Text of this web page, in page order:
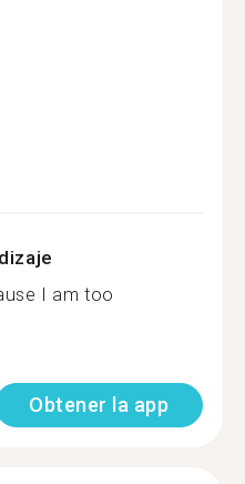
I am too
Obtener la app